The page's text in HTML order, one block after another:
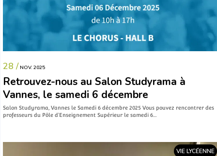
28 / NOV. 2025
Retrouvez-nous au Salon Studyrama à
Vannes, le samedi 6 décembre
Salon Studyrama, Vannes le Samedi 6 décembre 2025 Vous pouvez rencontrer des
professeurs du Pôle d’Enseignement Supérieur le samedi 6…
VIE LYCÉENNE